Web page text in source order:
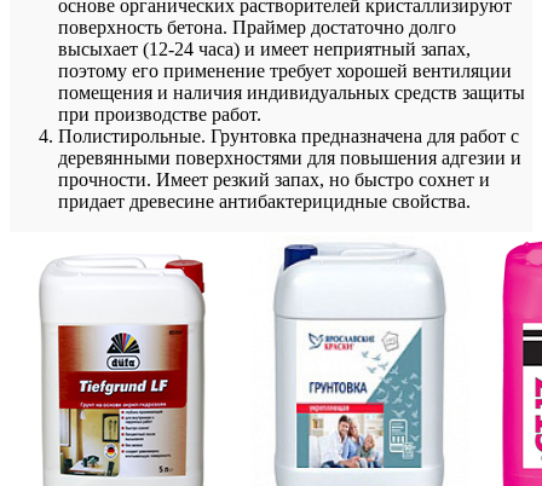
основе органических растворителей кристаллизируют
поверхность бетона. Праймер достаточно долго
высыхает (12-24 часа) и имеет неприятный запах,
поэтому его применение требует хорошей вентиляции
помещения и наличия индивидуальных средств защиты
при производстве работ.
Полистирольные. Грунтовка предназначена для работ с
деревянными поверхностями для повышения адгезии и
прочности. Имеет резкий запах, но быстро сохнет и
придает древесине антибактерицидные свойства.